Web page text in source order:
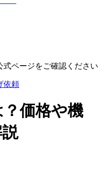
ページをご確認ください
依頼
？価格や機